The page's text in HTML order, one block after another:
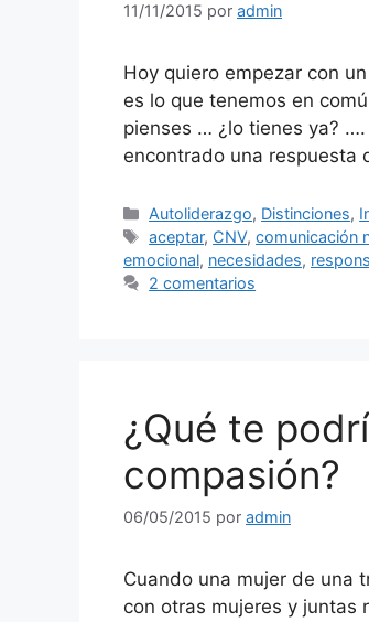
11/11/2015 por admin
Hoy quiero empezar con
es lo que tenemos en
pienses … ¿lo tienes ya?
encontrado una
Categorías
Autoliderazgo, Distinciones,
Etiquetas
aceptar, CNV,comunicación
emocional, necesidades,
2 comentarios
¿Qué te
compasión?
06/05/2015 por admin
Cuando una mujer de una
con otras mujeres y juntas